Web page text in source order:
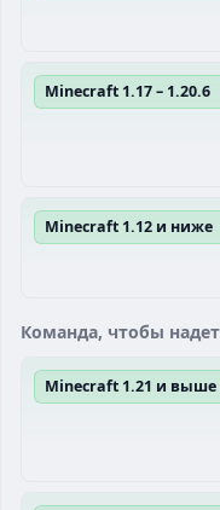
Minecraft 1.17 – 1.20.6
Minecraft 1.12 и ниже
Команда, чтобы
Minecraft 1.21 и выше